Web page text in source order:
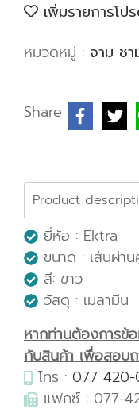
เพิ่มรายการโป
หมวดหมู่ : จาม ชา
Share
Product
ยี่ห้อ : Ektra
ขนาด : เส้นผ่า
สี: ขาว
วัสดุ : เมลามีน
หากท่านต้องการข้
กับสินค้า เพื่อสอบ
โทร : 077
แฟกซ์ : 077-